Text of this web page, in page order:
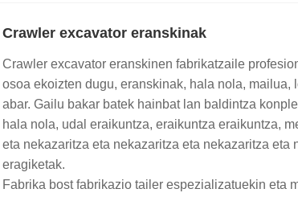
Crawler excavator eranskinak
Crawler excavator eranskinen fabrikatzaile
osoa ekoizten dugu, eranskinak, hala nola, mailua,
abar. Gailu bakar batek hainbat lan baldintza
hala nola, udal eraikuntza, eraikuntza eraikuntza,
eta nekazaritza eta nekazaritza eta nekazaritza eta
eragiketak.
Fabrika bost fabrikazio tailer espezializatuekin eta